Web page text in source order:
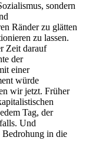
sondern
Ränder zu glätten
zu lassen.
Zeit darauf
der
einer
würde
wir jetzt. Früher
Tag, der
Und
Bedrohung in die